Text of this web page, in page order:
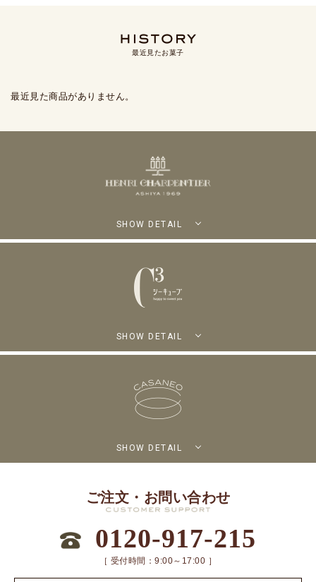
最近見たお菓子
最近見た商品がありません。
SHOW DETAIL
SHOW DETAIL
SHOW DETAIL
ご注文・お問い合わせ
0120-917-215
［ 受付時間：9:00～17:00 ］